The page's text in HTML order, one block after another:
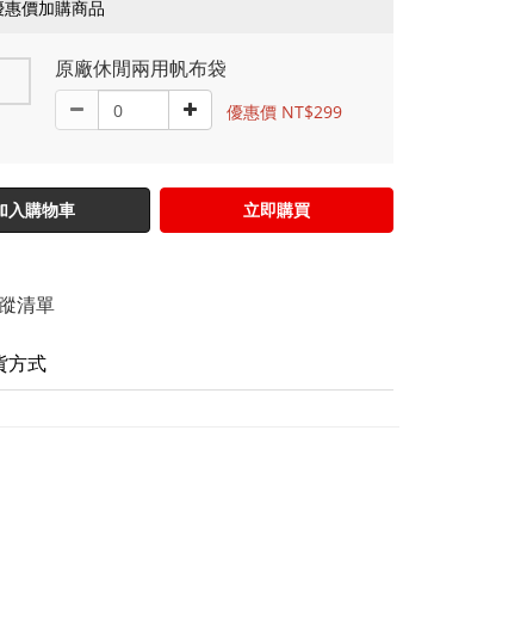
惠價加購商品
原廠休閒兩用帆布袋
優惠價 NT$299
入購物車 立即購買
清單
方式